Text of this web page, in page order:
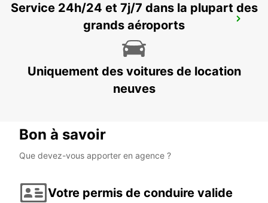
OSLO GARDERMOEN AIRPORT MEET
Service 24h/24 et 7j/7 dans la plupart des
grands aéroports
Uniquement des voitures de location
neuves
Bon à savoir
Que devez-vous apporter en agence ?
Votre permis de conduire valide